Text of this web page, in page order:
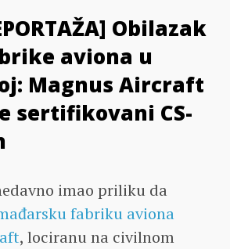
Obilazak
aviona u
Magnus Aircraft
sertifikovani CS-
imao priliku da
fabriku aviona
, lociranu na civilnom